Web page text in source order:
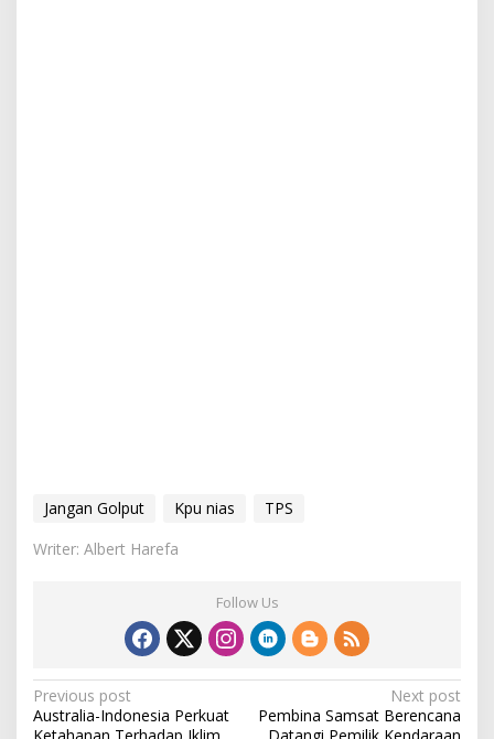
Jangan Golput Kpu nias
TPS
Writer: Albert Harefa
Follow Us
P
Previous post
Australia-Indonesia Perkuat
Next post
Pembina Samsat Berencana